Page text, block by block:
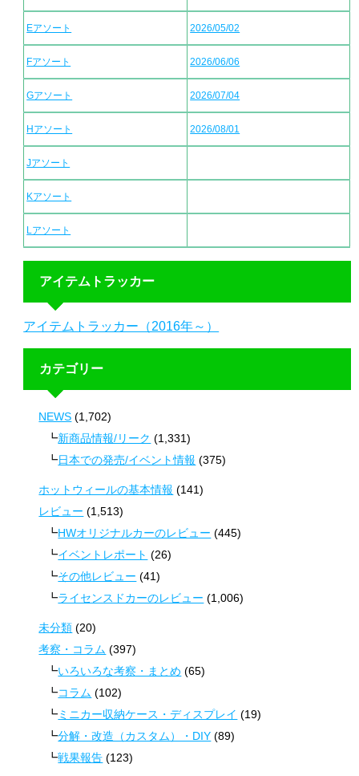
Eアソート 2026/05/02
Fアソート 2026/06/06
Gアソート 2026/07/04
Hアソート 2026/08/01
Jアソート
Kアソート
Lアソート
アイテムトラッカー
アイテムトラッカー（2016年～）
カテゴリー
NEWS (1,702)
新商品情報/リーク (1,331)
日本での発売/イベント情報 (375)
ホットウィールの基本情報 (141)
レビュー (1,513)
HWオリジナルカーのレビュー (445)
イベントレポート (26)
その他レビュー (41)
ライセンスドカーのレビュー (1,006)
未分類 (20)
考察・コラム (397)
いろいろな考察・まとめ (65)
コラム (102)
ミニカー収納ケース・ディスプレイ (19)
分解・改造（カスタム）・DIY (89)
戦果報告 (123)